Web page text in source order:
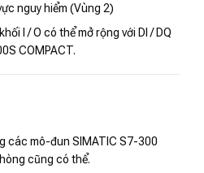
nguy hiểm (Vùng 2)
I / O có thể mở rộng với DI / DQ
COMPACT.
các mô-đun SIMATIC S7-300
cũng có thể.